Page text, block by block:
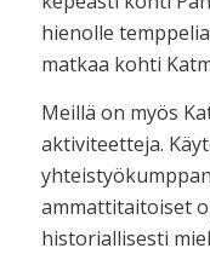
hienolle
matkaa kohti
Meillä on myös
aktiviteetteja.
ammattitaitoiset
historiallisesti